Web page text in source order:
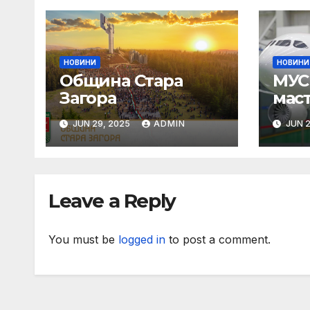
НОВИНИ
Община Стара
Загора
JUN 29, 2025 ADMIN
НОВИНИ
МУС
JUN
Leave a Reply
You must be logged in to post a comment.